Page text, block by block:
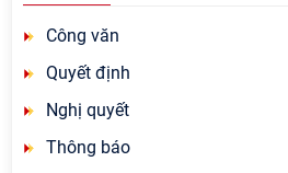
Công văn
Quyết định
Nghị quyết
Thông báo